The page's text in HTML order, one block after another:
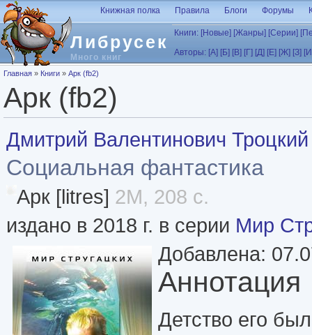
Перейти к основному содержанию
Либрусек
Много книг
Книжная полка Правила Блоги Форумы
Книги: [Новые] [Жанры] [Серии]
Авторы: [А] [Б] [В] [Г] [Д] [Е] [Ж] [З]
Вы здесь
Главная » Книги » Арк (fb2)
Арк (fb2)
Дмитрий Валентинович Троцкий
Социальная фантастика
Арк [litres] 2M, 208 с.
издано в 2018 г. в серии Мир
Добавлена:
Аннотация
Детство его